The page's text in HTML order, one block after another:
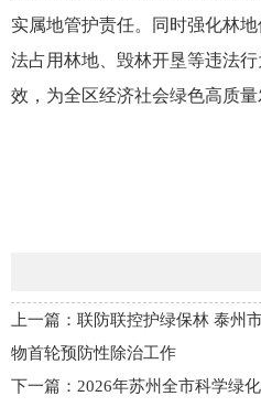
实属地管护责任。同时强化林
法占用林地、毁林开垦等违法
效，为全区经济社会绿色高质量
上一篇：联防联控护绿保林 泰州
物首轮预防性除治工作
下一篇：2026年苏州全市科学绿